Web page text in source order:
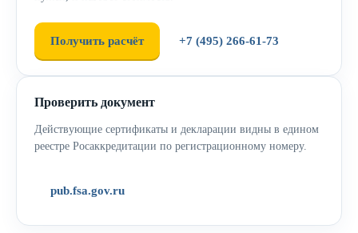
Получить расчёт +7 (495) 266-61-73
Проверить документ
Действующие сертификаты и декларации видны в едином
реестре Росаккредитации по регистрационному номеру.
pub.fsa.gov.ru